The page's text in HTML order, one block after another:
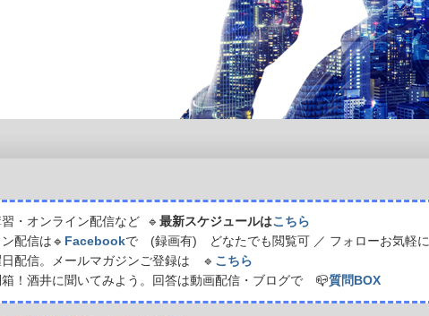
・オンライン配信など 🔹 最新スケジュールはこちら
配信は🔹 Facebookで (録画有) どなたでも閲覧可 ／ フォローお気軽に
配信。メールマガジンご登録は 🔹 こちら
箱！酒井に聞いてみよう。回答は動画配信・ブログで 📪質問BOX